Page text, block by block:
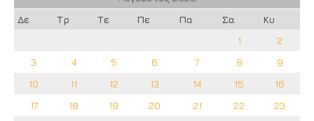
Δε
Τρ Τε Πε Πα Σα
Κυ
1
2
3
4 5 6 7 8
9
10
11 12 13 14 15
16
17
18 19 20 21 22 23